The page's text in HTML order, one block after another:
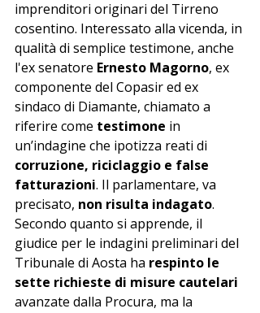
imprenditori originari del Tirreno
cosentino. Interessato alla vicenda, in
qualità di semplice testimone, anche
l'ex senatore Ernesto Magorno, ex
componente del Copasir ed ex
sindaco di Diamante, chiamato a
riferire come testimone in
un’indagine che ipotizza reati di
corruzione, riciclaggio e false
fatturazioni. Il parlamentare, va
precisato, non risulta indagato.
Secondo quanto si apprende, il
giudice per le indagini preliminari del
Tribunale di Aosta ha respinto le
sette richieste di misure cautelari
avanzate dalla Procura, ma la